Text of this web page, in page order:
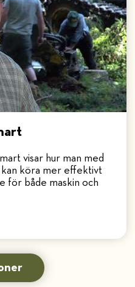
visar hur man med
kan köra mer effektivt
för både maskin och